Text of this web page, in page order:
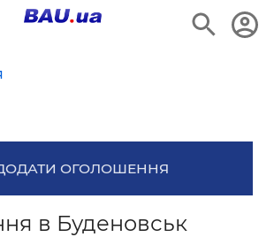
ОГОЛОШЕННЯ
в Буденовськ